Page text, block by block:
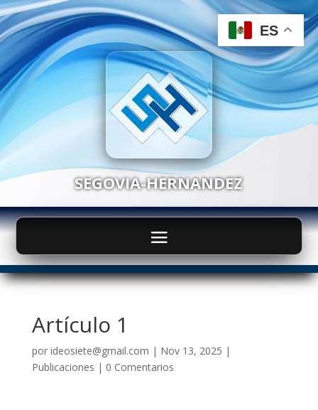
SEGOVIA-HERNANDEZ
Artículo 1
por ideosiete@gmail.com | Nov 13, 2025 |
Publicaciones | 0 Comentarios
ES